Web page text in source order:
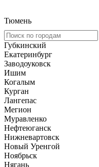
Тюмень
Губкинский
Екатеринбург
Заводоуковск
Ишим
Когалым
Курган
Лангепас
Мегион
Муравленко
Нефтеюганск
Нижневартовск
Новый Уренгой
Ноябрьск
Нягань